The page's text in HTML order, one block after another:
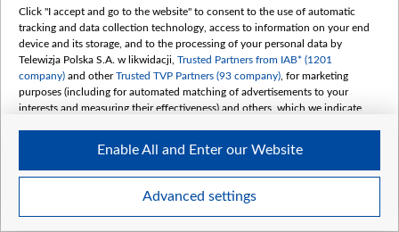
Навіны
Вайна
Меркаванні
Онлайн
Пра нас
Кантакты
Місія
Каштоўнасці «Белсату»
Click "I accept and go to the website" to consent to the use of automatic
tracking and data collection technology, access to information on your end
device and its storage, and to the processing of your personal data by
Telewizja Polska S.A. w likwidacji, Trusted Partners from IAB* (1201
company) and otherTrusted TVP Partners (93 company) , for marketing
purposes (including for automated matching of advertisements to your
interests and measuring their effectiveness) and others, which we indicate
The purposes of processing your data by TVP S.A. w likwidacji are as
follows:
Use limited data to select advertising
Create profiles for personalised advertising
Advanced settings
Enable All and Enter our Website